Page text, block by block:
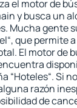
el motor de
y busca un
Mucha gente
que permite
El motor de
“Hoteles“. Si
razón
de